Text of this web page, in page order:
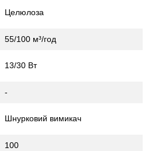
Целюлоза
55/100 м³/год
13/30 Вт
-
Шнурковий вимикач
100